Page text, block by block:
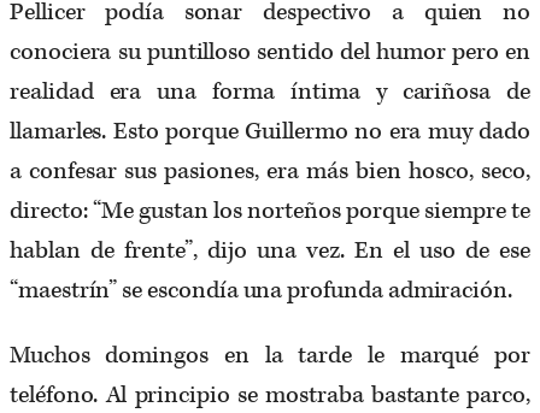
Pellicer podía sonar despectivo a quien no
conociera su puntilloso sentido del humor pero en
realidad era una forma íntima y cariñosa de
llamarles. Esto porque Guillermo no era muy dado
a confesar sus pasiones, era más bien hosco, seco,
directo: “Me gustan los norteños porque siempre te
hablan de frente”, dijo una vez. En el uso de ese
“maestrín” se escondía una profunda admiración.
Muchos domingos en la tarde le marqué por
teléfono. Al principio se mostraba bastante parco,